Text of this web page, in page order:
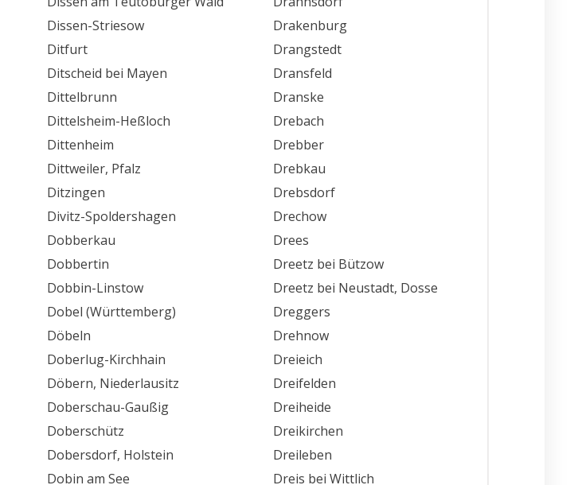
Dissen-Striesow
Ditfurt
Ditscheid bei Mayen
Dittelbrunn
Dittelsheim-Heßloch
Dittenheim
Dittweiler, Pfalz
Ditzingen
Divitz-Spoldershagen
Dobberkau
Dobbertin
Dobbin-Linstow
Dobel (Württemberg)
Döbeln
Doberlug-Kirchhain
Döbern, Niederlausitz
Doberschau-Gaußig
Doberschütz
Dobersdorf, Holstein
Dobin am See
Drakenburg
Drangstedt
Dransfeld
Dranske
Drebach
Drebber
Drebkau
Drebsdorf
Drechow
Drees
Dreetz bei Bützow
Dreetz bei Neustadt, Dosse
Dreggers
Drehnow
Dreieich
Dreifelden
Dreiheide
Dreikirchen
Dreileben
Dreis bei Wittlich